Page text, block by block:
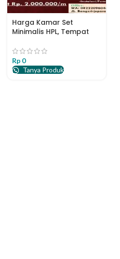
Harga Kamar Set
Minimalis HPL, Tempat
Rp 0
Tanya Produk